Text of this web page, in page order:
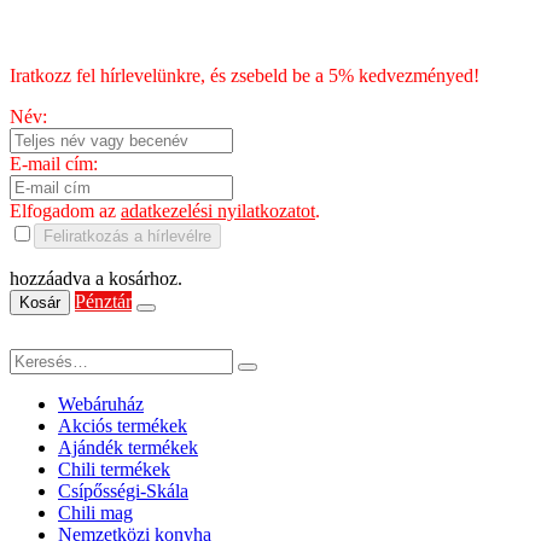
Iratkozz fel hírlevelünkre, és zsebeld be a 5% kedvezményed!
Név:
E-mail cím:
Elfogadom az adatkezelési nyilatkozatot.
Feliratkozás a hírlevélre
hozzáadva a kosárhoz.
Kosár Pénztár
Webáruház
Akciós termékek
Ajándék termékek
Chili termékek
Csípősségi-Skála
Chili mag
Nemzetközi konyha